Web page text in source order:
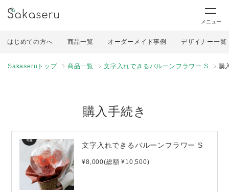
メニュー
はじめての方へ 商品一覧 オーダーメイド事例 デザイナー一覧
Sakaseruトップ 商品一覧 文字入れできるバルーンフラワー S 購
購入手続き
文字入れできるバルーンフラワー S
¥8,000(総額 ¥10,500)